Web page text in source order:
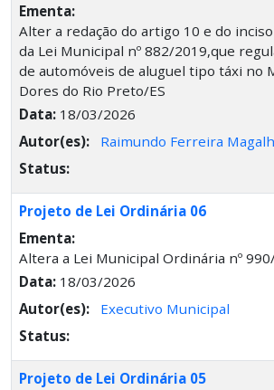
Ementa:
Alter a redação do artigo 10 e do
da Lei Municipal nº 882/2019,que
de automóveis de aluguel tipo táxi no
Dores do Rio Preto/ES
Data: 18/03/2026
Autor(es):
Raimundo Ferreira
Status:
Projeto de Lei Ordinária 06
Ementa:
Altera a Lei Municipal Ordinária nº
Data: 18/03/2026
Autor(es):
Executivo Municipal
Status:
Projeto de Lei Ordinária 05